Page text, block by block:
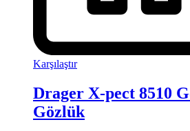
Karşılaştır
Drager X-pect 8510
Gözlük